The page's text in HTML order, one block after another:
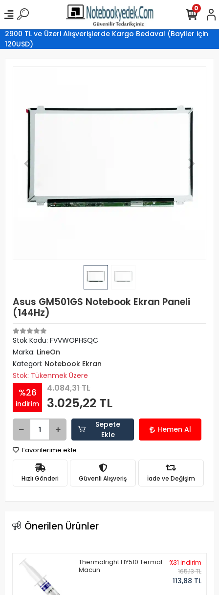
2900 TL ve Üzeri Alışverişlerde Kargo Bedava! (Bayiler için
120USD)
0
Asus GM501GS Notebook Ekran Paneli
(144Hz)
Stok Kodu: FVVWOPHSQC
Marka: LineOn
Kategori: Notebook Ekran
Stok: Tükenmek Üzere
%26
indirim
4.084,31 TL
3.025,22 TL
Sepete
Ekle
Hemen Al
Favorilerime ekle
Hızlı Gönderi Güvenli Alışveriş İade ve Değişim
Önerilen Ürünler
Thermalright HY510 Termal
Macun
%31 indirim
165,13 TL
113,88 TL